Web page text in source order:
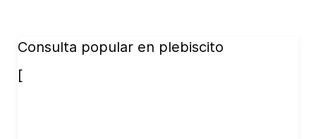
Consulta popular en plebiscito
[